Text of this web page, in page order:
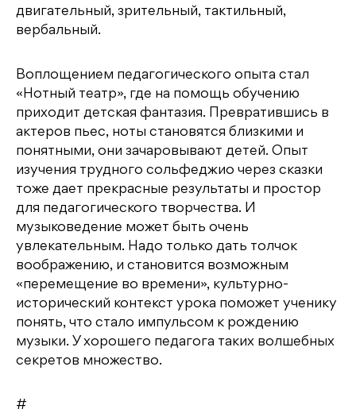
двигательный, зрительный, тактильный,
вербальный.
Воплощением педагогического опыта стал
«Нотный театр», где на помощь обучению
приходит детская фантазия. Превратившись в
актеров пьес, ноты становятся близкими и
понятными, они зачаровывают детей. Опыт
изучения трудного сольфеджио через сказки
тоже дает прекрасные результаты и простор
для педагогического творчества. И
музыковедение может быть очень
увлекательным. Надо только дать толчок
воображению, и становится возможным
«перемещение во времени», культурно-
исторический контекст урока поможет ученику
понять, что стало импульсом к рождению
музыки. У хорошего педагога таких волшебных
секретов множество.
#